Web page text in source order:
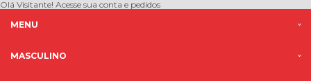
Olá Visitante! Acesse sua conta e pedidos
MENU
MASCULINO